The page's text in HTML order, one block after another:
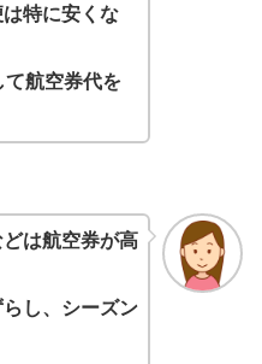
は特に安くな
航空券代を
は航空券が高
し、シーズン